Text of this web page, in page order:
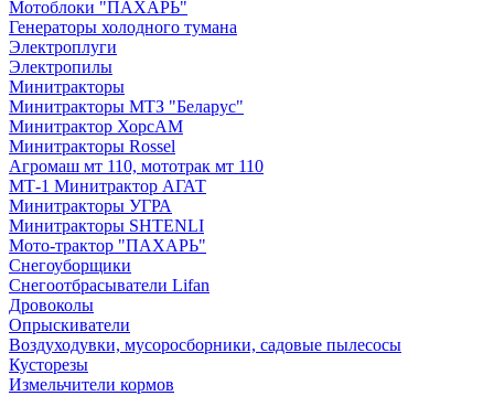
Мотоблоки "ПАХАРЬ"
Генераторы холодного тумана
Электроплуги
Электропилы
Минитракторы
Минитракторы МТЗ "Беларус"
Минитрактор ХорсАМ
Минитракторы Rossel
Агромаш мт 110, мототрак мт 110
МТ-1 Минитрактор АГАТ
Минитракторы УГРА
Минитракторы SHTENLI
Мото-трактор "ПАХАРЬ"
Снегоуборщики
Снегоотбрасыватели Lifan
Дровоколы
Опрыскиватели
Воздуходувки, мусоросборники, cадовые пылесосы
Кусторезы
Измельчители кормов